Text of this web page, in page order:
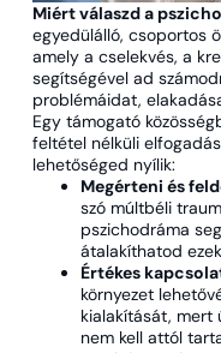
Miért válaszd a
egyedülálló, csoportos
amely a cselekvés, a
segítségével ad
problémáidat,
Egy támogató
feltétel nélküli
lehetőséged nyílik:
Megérteni és
szó múltbéli
pszichodráma
átalakíthatod
Értékes
környezet
kialakítását, mert
nem kell attól